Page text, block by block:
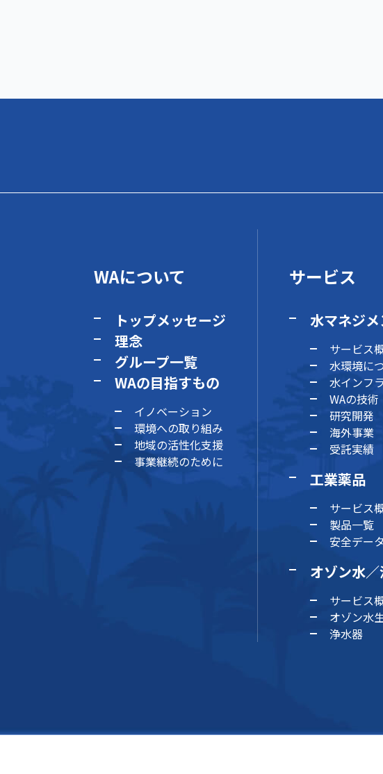
WAについて
トップメッセージ
理念
グループ一覧
WAの目指すもの
イノベーション
環境への取り組み
地域の活性化支援
事業継続のために
サービス
水マネジメ
サービス
水環境に
水インフ
WAの技術
研究開発
海外事業
受託実績
工業薬品
サービス
製品一覧
安全デー
オゾン水
サービス
オゾン水
浄水器